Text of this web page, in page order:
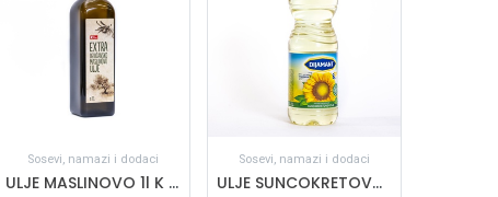
Sosevi, namazi i dodaci
ULJE MASLINOVO 1l K PLUS
Sosevi, namazi i dodaci
ULJE SUNCOKRETOVO 1L DIJAMANT